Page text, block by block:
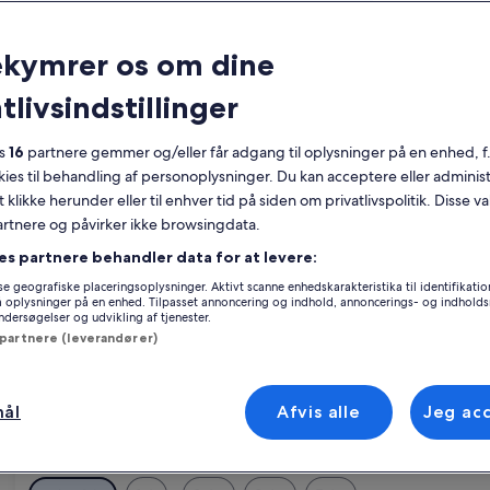
Dine
nuværende
måneder
er
August
2026
og
September
2026.
August 2026
Onsdag
TorTorsdag
1 2
3 4 5 6 7 8 9
10 11 12 13 14 15 16
24 29 30
1
14 15
28 29
af 137 huse, 985 lejligheder og andre slags ferieboliger.
som f.eks. Wi-Fi og boblebad. Lige meget hvad du er på udkig
os om dine
16 partnere gemmer og/eller får adgang til oplysninger på en enhed,
til behandling af personoplysninger. Du kan acceptere eller
klikke herunder eller til enhver tid på siden om privatlivspolitik. Disse
og påvirker ikke browsingdata.
partnere behandler data for at levere:
geografiske placeringsoplysninger. Aktivt scanne enhedskarakteristika til
på en enhed. Tilpasset annoncering og indhold, annoncerings- og
og udvikling af tjenester.
(leverandører)
Afvis alle Jeg